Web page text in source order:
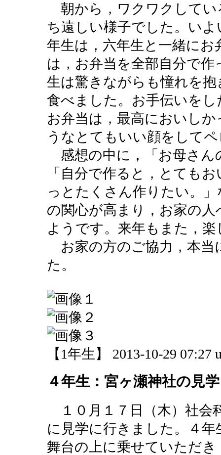
朝から，ワクワクしてい
ち遠しい様子でした。い
年生は，六年生と一緒に
は，お弁当を全部自分で
生は驚きながらも憧れを
食べました。お手伝いを
お弁当は，最高においし
うなとてもいい顔をして
感想の中に，「お母さん
「自分で作ると，とても
っとたくさん作りたい。
の関心が高まり，お家の
ようです。来年もまた，
お家の方のご協力，本当
た。
【1年生】 2013-10-29 07:27
４年生：宮ヶ瀬神社の見学
１０月１７日（木）社会
に見学に行きました。４
舞台の上に乗せていただ